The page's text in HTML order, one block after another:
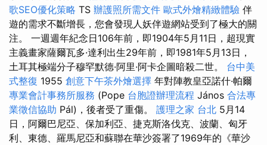
歌SEO優化策略 TS 辦護照所需文件 歐式外燴精緻體驗 伴
遊的需求不斷增長，您會發現人妖伴遊網站受到了極大的關
注。 一週週年紀念日106年前，即1904年5月11日，超現實
主義畫家薩爾瓦多·達利出生29年前，即1981年5月13日，
土耳其極端分子穆罕默德·阿里·阿卡企圖暗殺二世。 台中美
式整復 1955 創意下午茶外燴選擇 年對陣教皇亞諾什·帕爾
專業會計事務所服務 (Pope 台胞證辦理流程 János 合法專
業徵信協助 Pál)，後者受了重傷。 護理之家 台北 5月14
日，阿爾巴尼亞、保加利亞、捷克斯洛伐克、波蘭、匈牙
利、東德、羅馬尼亞和蘇聯在華沙簽署了1969年的《華沙